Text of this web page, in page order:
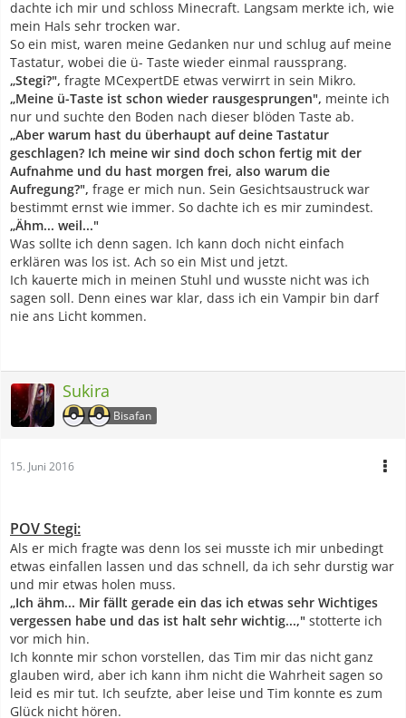
dachte ich mir und schloss Minecraft. Langsam merkte ich, wie
mein Hals sehr trocken war.
So ein mist, waren meine Gedanken nur und schlug auf meine
Tastatur, wobei die ü- Taste wieder einmal raussprang.
„Stegi?", fragte MCexpertDE etwas verwirrt in sein Mikro.
„Meine ü-Taste ist schon wieder rausgesprungen", meinte ich
nur und suchte den Boden nach dieser blöden Taste ab.
„Aber warum hast du überhaupt auf deine Tastatur
geschlagen? Ich meine wir sind doch schon fertig mit der
Aufnahme und du hast morgen frei, also warum die
Aufregung?", frage er mich nun. Sein Gesichtsaustruck war
bestimmt ernst wie immer. So dachte ich es mir zumindest.
„Ähm... weil..."
Was sollte ich denn sagen. Ich kann doch nicht einfach
erklären was los ist. Ach so ein Mist und jetzt.
Ich kauerte mich in meinen Stuhl und wusste nicht was ich
sagen soll. Denn eines war klar, dass ich ein Vampir bin darf
nie ans Licht kommen.
Sukira
Bisafan
15. Juni 2016
POV Stegi:
Als er mich fragte was denn los sei musste ich mir unbedingt
etwas einfallen lassen und das schnell, da ich sehr durstig war
und mir etwas holen muss.
„Ich ähm... Mir fällt gerade ein das ich etwas sehr Wichtiges
vergessen habe und das ist halt sehr wichtig...," stotterte ich
vor mich hin.
Ich konnte mir schon vorstellen, das Tim mir das nicht ganz
glauben wird, aber ich kann ihm nicht die Wahrheit sagen so
leid es mir tut. Ich seufzte, aber leise und Tim konnte es zum
Glück nicht hören.